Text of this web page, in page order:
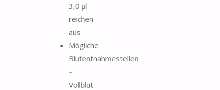
3,0 μl
reichen
aus
Mögliche
Blutentnahmestellen
–
Vollblut: